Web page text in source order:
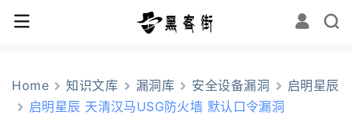
Home 知识文库 漏洞库 安全设备漏洞
启明星辰
启明星辰 天清汉马USG防火墙 默认口令漏洞